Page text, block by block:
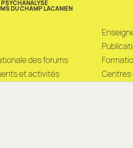
PSYCHANALYSE
DU CHAMP LACANIEN
des forums
et activités
Centres